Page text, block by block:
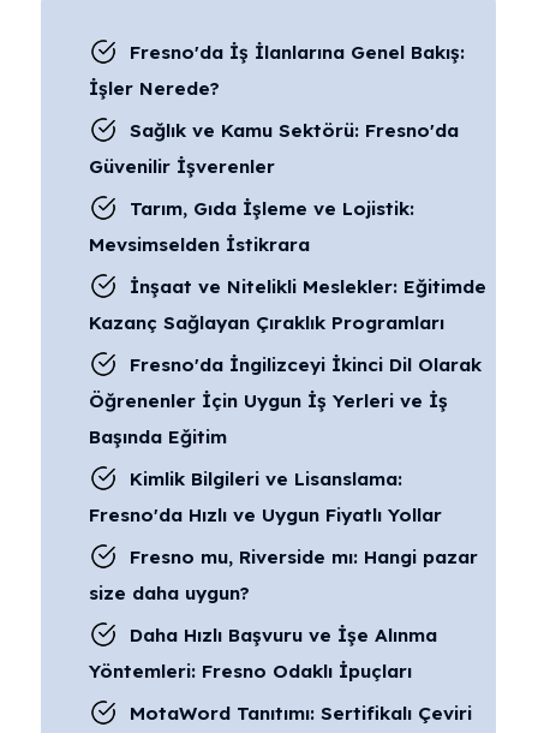
Fresno'da İş İlanlarına Genel Bakış:
İşler Nerede?
Sağlık ve Kamu Sektörü: Fresno'da
Güvenilir İşverenler
Tarım, Gıda İşleme ve Lojistik:
Mevsimselden İstikrara
İnşaat ve Nitelikli Meslekler: Eğitimde
Kazanç Sağlayan Çıraklık Programları
Fresno'da İngilizceyi İkinci Dil Olarak
Öğrenenler İçin Uygun İş Yerleri ve İş
Başında Eğitim
Kimlik Bilgileri ve Lisanslama:
Fresno'da Hızlı ve Uygun Fiyatlı Yollar
Fresno mu, Riverside mı: Hangi pazar
size daha uygun?
Daha Hızlı Başvuru ve İşe Alınma
Yöntemleri: Fresno Odaklı İpuçları
MotaWord Tanıtımı: Sertifikalı Çeviri